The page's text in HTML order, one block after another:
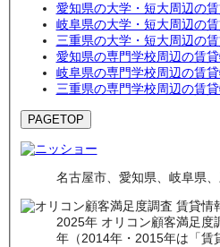
愛知県の大学・短大周辺の
岐阜県の大学・短大周辺の
三重県の大学・短大周辺の
愛知県の専門学校周辺の賃
岐阜県の専門学校周辺の賃
三重県の専門学校周辺の賃
PAGETOP
名古屋市、愛知県、岐阜県
2025年 オリコン顧客満足
年（2014年・2015年は「賃